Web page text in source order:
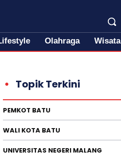
Olahraga Wisata
Topik Terkini
PEMKOT BATU
WALI KOTA BATU
UNIVERSITAS NEGERI MALANG